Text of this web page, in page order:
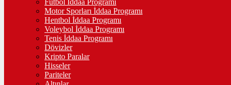
Futbol İddaa Programı
Motor Sporları İddaa Programı
Hentbol İddaa Programı
Voleybol İddaa Programı
Tenis İddaa Programı
Dövizler
Kripto Paralar
Hisseler
Pariteler